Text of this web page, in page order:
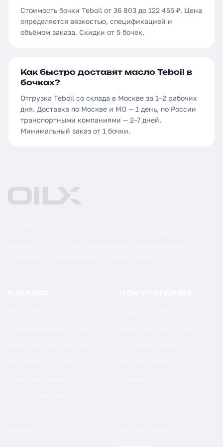
Стоимость бочки Teboil от 36 803 до 122 455 ₽. Цена
определяется вязкостью, спецификацией и
объёмом заказа. Скидки от 5 бочек.
Как быстро доставят масло Teboil в
бочках?
Отгрузка Teboil со склада в Москве за 1–2 рабочих
дня. Доставка по Москве и МО — 1 день, по России
транспортными компаниями — 2–7 дней.
Минимальный заказ от 1 бочки.